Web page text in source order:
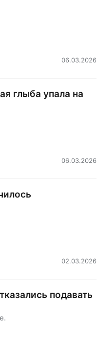
06.03.2026
глыба упала на
06.03.2026
02.03.2026
подавать